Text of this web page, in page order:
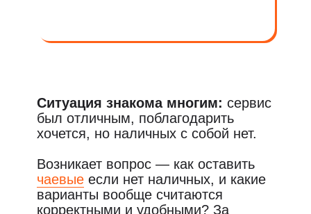
Ситуация знакома многим: сервис
был отличным, поблагодарить
хочется, но наличных с собой нет.
Возникает вопрос — как оставить
чаевыеесли нет наличных, и какие
варианты вообще считаются
корректными и удобными? За